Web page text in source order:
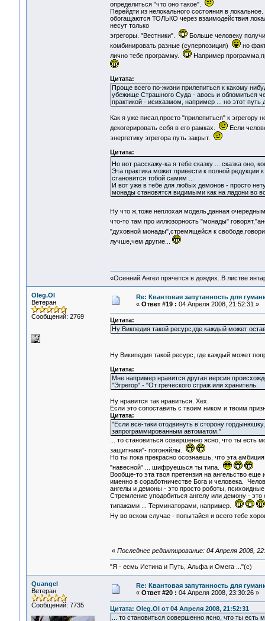
определиться "что оно такое".
Перейдти из нелокального состояния в
обогащаются ТОЛЬКО через взаимодействия
несут только
эгрегоры. "Вестники".
Больше человеку
комбинировать разные (суперпозиция)
но
лично тебе программу.
Например
Цитата:
Проще всего по-жизни прилепиться к какому
убежище Страшного Суда - авось и обломиться
практикой - исихазмом, например ... но этот
Как я уже писал,просто "прилепиться" к эгрегору
декогерировать себя в его рамках.
Если
энергетику эгрегора путь закрыт.
Цитата:
Но вот расскажу-ка я тебе сказку ... сказка оно,
Эта практика может привести к полной
становится тобой самим ...
И вот уже в тебе для любых демонов - просто
монады становятся видимыми как на ладони во
Ну что ж,тоже неплохая модель,данная
что-то там про иллюзорность "монады"
"духовной монады",стремящейся к
лучше,чем другие...
«Осенний Ангел прячется в дождях. В листве
Oleg.Ol
Ветеран
Сообщений: 2769
Re: Квантовая запутанность для
« Ответ #19 : 04 Апреля 2008, 21:52:31 »
Цитата:
Ну Викпедия такой ресурс,где каждый может
Ну Википедия такой ресурс, где каждый может
Цитата:
Мне например нравится другая версия
"Эгрегор" - "От греческого страж или хранитель.
Ну нравится так нравиться. Хех.
Если это сопоставить с твоим ником и твоим
Цитата:
"Если все-таки отодвинуть в сторону
запрограммированным автоматом."
... то становиться совершенно ясно, что ты
защитники"- погоняйлы.
Но ты пока прекрасно осознаешь, что эта
"навесной" ... шифруешься ты типа.
Вообще-то эта твоя претензия на ангельство
именно в соработничестве Бога и человека.
ангелы и демоны - это просто роботы,
Стремление уподобиться ангелу или демону -
типажами ... Терминаторами, например.
Ну во вском случае - попытайся и всего тебе
« Последнее редактирование: 04 Апреля 2008,
"Я - есмь Истина и Путь, Альфа и Омега ..."(с)
Quangel
Ветеран
Сообщений: 7735
Re: Квантовая запутанность для
« Ответ #20 : 04 Апреля 2008, 23:30:26 »
Цитата: Oleg.Ol от 04 Апреля 2008, 21:52:31
... то становиться совершенно ясно, что ты